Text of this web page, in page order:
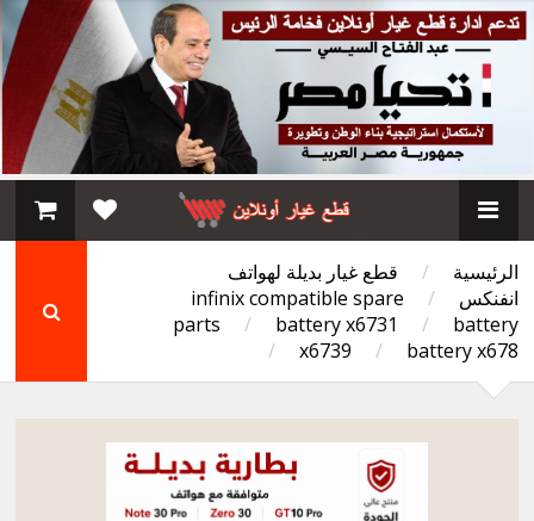
الرئيسية /
قطع غيار بديلة لهواتف
انفنكس
/
infinix compatible spare
parts
/ battery x6731 /
battery
x6739
/ battery x678
/